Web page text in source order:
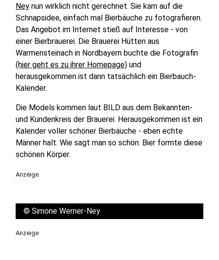
Ney nun wirklich nicht gerechnet. Sie kam auf die
Schnapsidee, einfach mal Bierbäuche zu fotografieren.
Das Angebot im Internet stieß auf Interesse - von
einer Bierbrauerei. Die Brauerei Hütten aus
Warmensteinach in Nordbayern buchte die Fotografin
(hier geht es zu ihrer Homepage) und
herausgekommen ist dann tatsächlich ein Bierbauch-
Kalender.
Die Models kommen laut BILD aus dem Bekannten-
und Kundenkreis der Brauerei. Herausgekommen ist ein
Kalender voller schöner Bierbäuche - eben echte
Männer halt. Wie sagt man so schön: Bier formte diese
schönen Körper.
Anzeige
© Simone Werner-Ney
Anzeige